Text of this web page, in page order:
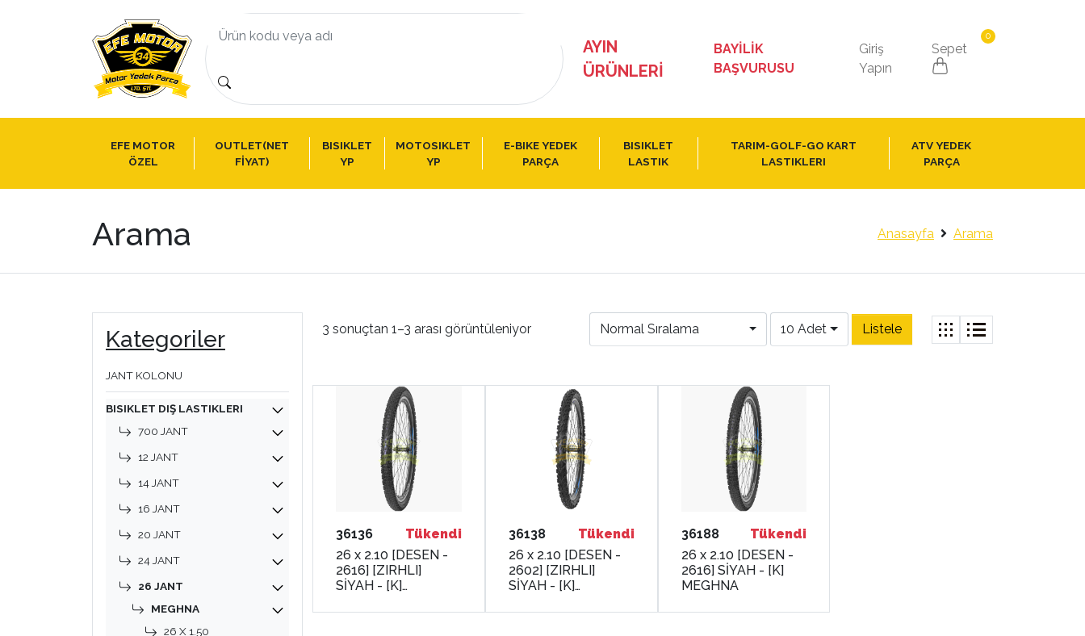
AYIN
ÜRÜNLERI
BAYİLİK
BAŞVURUSU
Giriş
Yapın
Sepet
0
EFE MOTOR
ÖZEL
OUTLET(NET
FİYAT)
BISIKLET
YP
MOTOSIKLET
YP
E-BIKE YEDEK
PARÇA
BISIKLET
LASTIK
TARIM-GOLF-GO KART
LASTIKLERI
ATV YEDEK
PARÇA
Arama Anasayfa Arama
Kategoriler
JANT KOLONU
BISIKLET DIŞ LASTIKLERI
700 JANT
12 JANT
14 JANT
16 JANT
20 JANT
24 JANT
26 JANT
MEGHNA
26 X 1.50
3 sonuçtan 1–3 arası görüntüleniyor Normal Sıralama 10 Adet
36136
Tükendi
26 x 2.10 [DESEN -
2616] [ZIRHLI]
SİYAH - [K]
36138
Tükendi
26 x 2.10 [DESEN -
2602] [ZIRHLI]
SİYAH - [K]
36188
Tükendi
26 x 2.10 [DESEN -
2616] SİYAH - [K]
MEGHNA